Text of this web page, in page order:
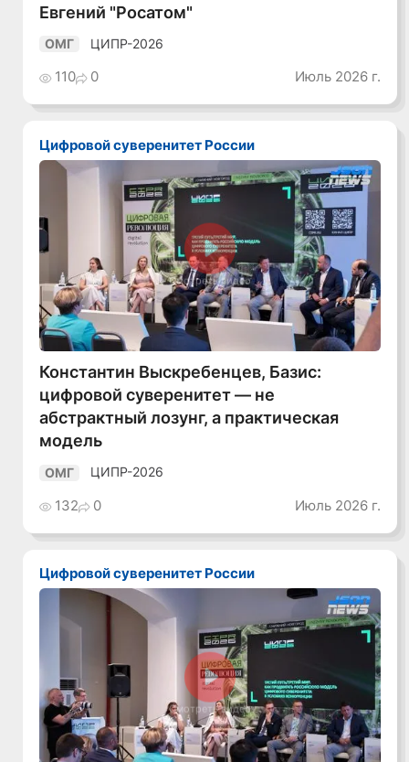
Евгений "Росатом"
ОМГ ЦИПР-2026
110 0 Июль 2026 г.
Цифровой суверенитет России
Смотреть видео
Константин Выскребенцев, Базис:
цифровой суверенитет — не
абстрактный лозунг, а практическая
модель
ОМГ ЦИПР-2026
132 0 Июль 2026 г.
Цифровой суверенитет России
Смотреть видео